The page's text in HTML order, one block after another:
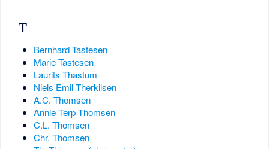
T
Bernhard Tastesen
Marie Tastesen
Laurits Thastum
Niels Emil Therkilsen
A.C. Thomsen
Annie Terp Thomsen
C.L. Thomsen
Chr. Thomsen